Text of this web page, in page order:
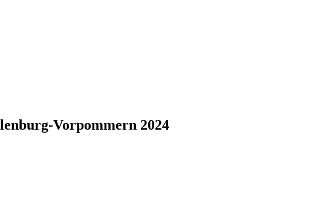
Vorpommern 2024